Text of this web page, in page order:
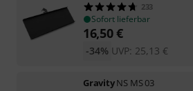
233
Sofort lieferbar
16,50€
UVP: 25,13 €
-34%
GravityNS MS 03